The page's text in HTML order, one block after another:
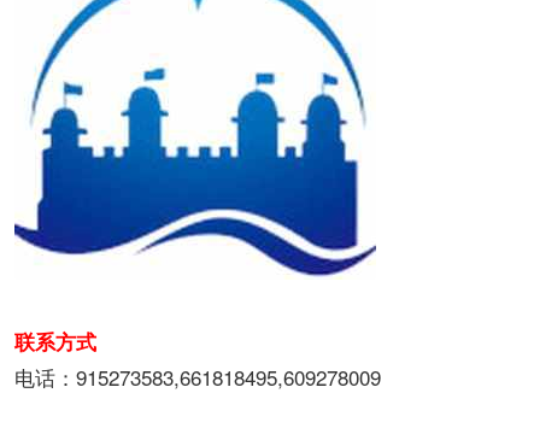
联系方式
电话：915273583,661818495,609278009